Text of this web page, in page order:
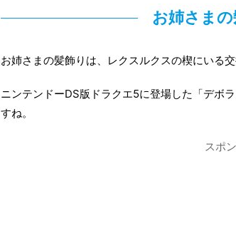
お姉さま
お姉さまの髪飾りは、レクスルクスの楔にいる
ニンテンドーDS版ドラクエ5に登場した「デボ
すね。
スポ